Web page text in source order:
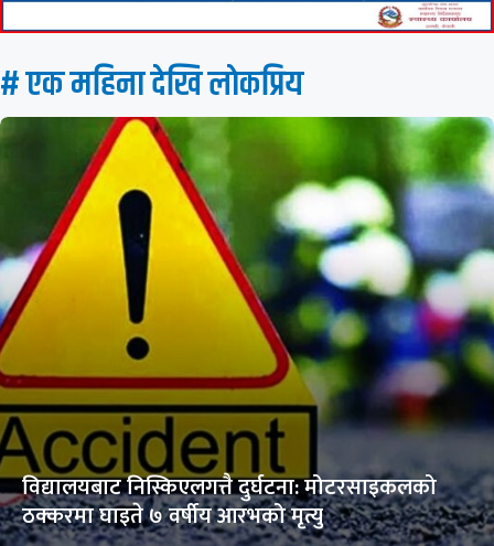
# एक महिना देखि लाेकप्रिय
विद्यालयबाट निस्किएलगत्तै दुर्घटना: मोटरसाइकलको
ठक्करमा घाइते ७ वर्षीय आरभको मृत्यु